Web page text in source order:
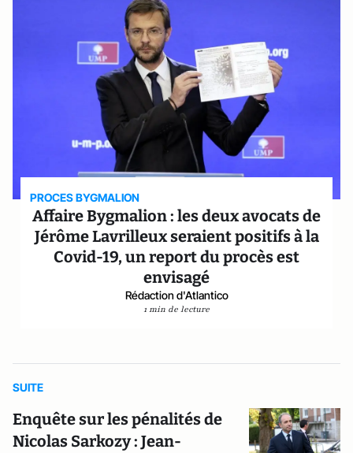
PROCES BYGMALION
Affaire Bygmalion : les deux avocats de
Jérôme Lavrilleux seraient positifs à la
Covid-19, un report du procès est
envisagé
Rédaction d'Atlantico
1 min de lecture
SUITE
Enquête sur les pénalités de
Nicolas Sarkozy : Jean-